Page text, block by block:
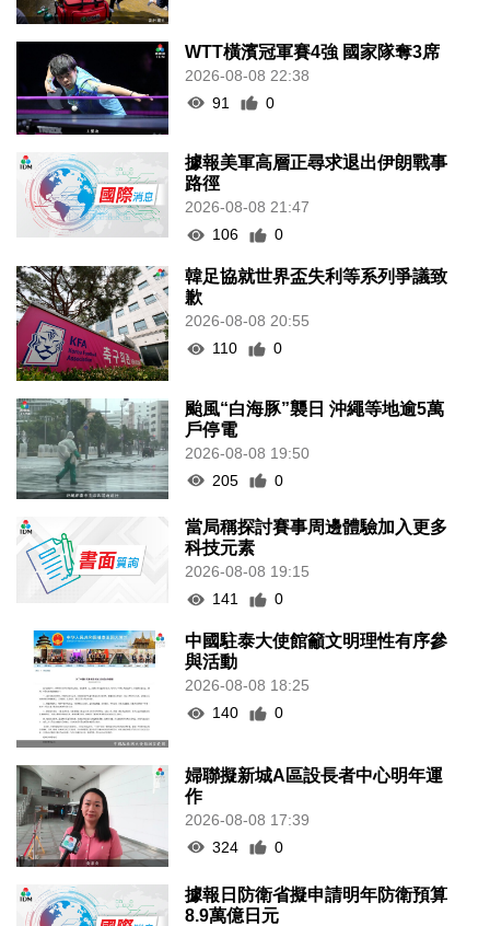
WTT橫濱冠軍賽4強 國家隊奪3席
2026-08-08 22:38
91
0
據報美軍高層正尋求退出伊朗戰事
路徑
2026-08-08 21:47
106
0
韓足協就世界盃失利等系列爭議致
歉
2026-08-08 20:55
110
0
颱風“白海豚”襲日 沖繩等地逾5萬
戶停電
2026-08-08 19:50
205
0
當局稱探討賽事周邊體驗加入更多
科技元素
2026-08-08 19:15
141
0
中國駐泰大使館籲文明理性有序參
與活動
2026-08-08 18:25
140
0
婦聯擬新城A區設長者中心明年運
作
2026-08-08 17:39
324
0
據報日防衛省擬申請明年防衛預算
8.9萬億日元